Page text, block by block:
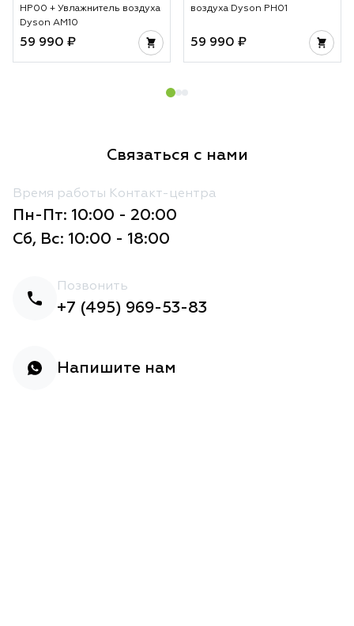
HP00 + Увлажнитель воздуха
Dyson AM10
59 990 ₽
воздуха Dyson PH01
59 990 ₽
Связаться с нами
Время работы Контакт-центра
Пн-Пт: 10:00 - 20:00
Сб, Вс: 10:00 - 18:00
Позвонить
+7 (495) 969-53-83
Напишите нам